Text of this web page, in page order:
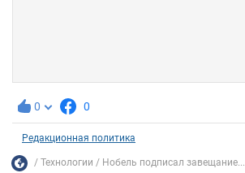
0 0
Редакционная политика
Технологии Нобель подписал завещание...